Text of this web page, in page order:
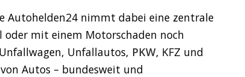
Autohelden24 nimmt dabei eine zentrale
oder mit einem Motorschaden noch
Unfallautos, PKW, KFZ und
Autos – bundesweit und